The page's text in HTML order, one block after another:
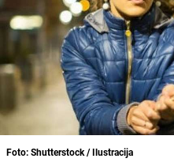
Foto: Shutterstock / Ilustracija